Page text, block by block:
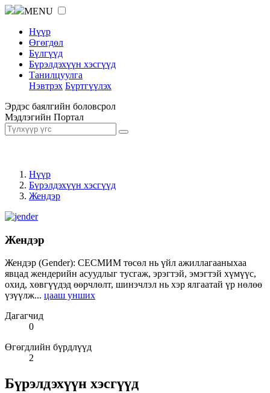
MENU
Нүүр
Өгөгдөл
Бүлгүүд
Бүрэлдэхүүн хэсгүүд
Танилцуулга
Нэвтрэх Бүртгүүлэх
Эрдэс баялгийн боловсрол
Мэдлэгийн Портал
Нүүр
Бүрэлдэхүүн хэсгүүд
Жендэр
Жендэр
Жендэр (Gender): СЕСМИМ төсөл нь үйл ажиллагааныхаа
явцад жендерийн асуудлыг тусгаж, эрэгтэй, эмэгтэй хүмүүс,
охид, хөвгүүдэд өөрчлөлт, шинэчлэл нь хэр ялгаатай үр нөлөө
үзүүлж... цааш унших
Дагагчид
0
Өгөгдлийн бүрдлүүд
2
Бүрэлдэхүүн хэсгүүд